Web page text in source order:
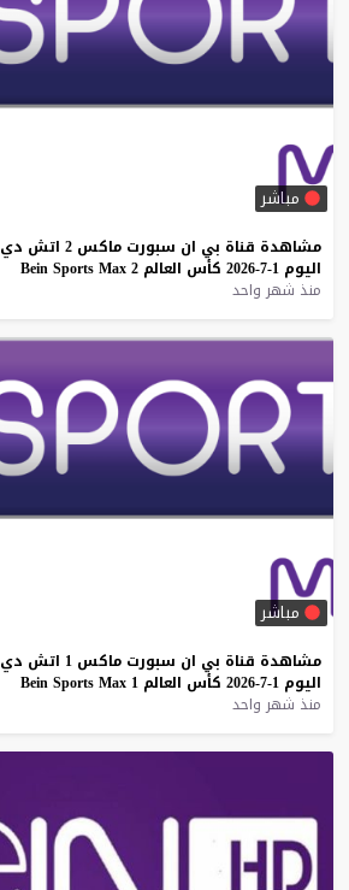
مباشر
مشاهدة قناة بي ان سبورت ماكس 2 اتش دي
اليوم 1-7-2026 كأس العالم Bein Sports Max 2
منذ شهر واحد
مباشر
مشاهدة قناة بي ان سبورت ماكس 1 اتش دي
اليوم 1-7-2026 كأس العالم Bein Sports Max 1
منذ شهر واحد